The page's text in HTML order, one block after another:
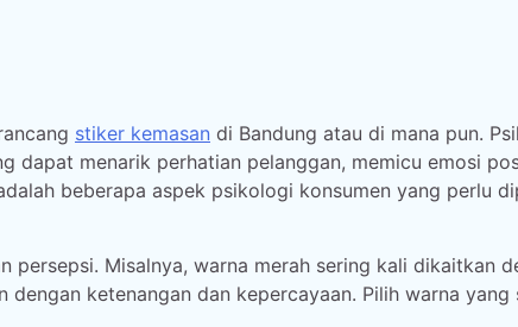
stiker kemasan di Bandung atau di mana pun.
dapat menarik perhatian pelanggan, memicu emosi
beberapa aspek psikologi konsumen yang perlu
persepsi. Misalnya, warna merah sering kali dikaitkan
ketenangan dan kepercayaan. Pilih warna yang